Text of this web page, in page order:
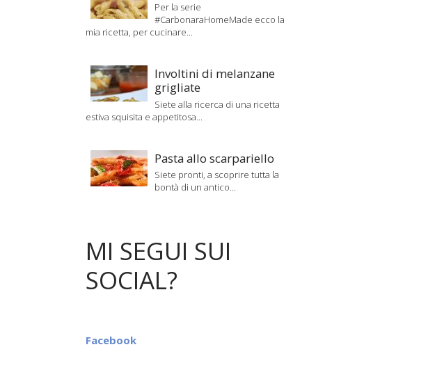
Per la serie
#CarbonaraHomeMade ecco la
mia ricetta, per cucinare...
Involtini di melanzane
grigliate
Siete alla ricerca di una ricetta
estiva squisita e appetitosa...
Pasta allo scarpariello
Siete pronti, a scoprire tutta la
bontà di un antico...
MI SEGUI SUI
SOCIAL?
Facebook